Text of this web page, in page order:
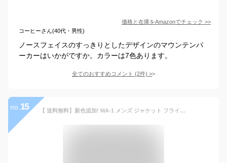
価格と在庫をAmazonでチェック >>
コーヒーさん(40代・男性)
ノースフェイスのすっきりとしたデザインのマウンテンパ
ーカーはいかがですか。カラーは7色あります。
全てのおすすめコメント (2件) >
no. 15 【 送料無料】新色追加! MA-1 メンズ ジャケット フライトジャケット ジャケット スタジャン ブルゾン メンズブルゾン 春 ジップジャケット レディース アウター おしゃれ シンプル 春秋 薄手 ブラック ベージュ レッド オリーブ ネイビー ユニセックス